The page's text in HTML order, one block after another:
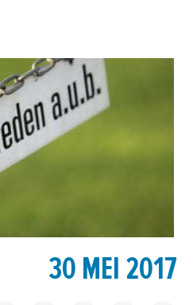
30 MEI 2017